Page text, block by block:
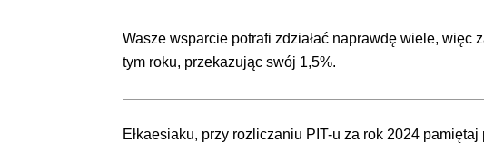
Wasze wsparcie potrafi zdziałać naprawdę wiele, więc
tym roku, przekazując swój 1,5%.
Ełkaesiaku, przy rozliczaniu PIT-u za rok 2024